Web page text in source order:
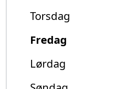
Torsdag
Fredag
Lørdag